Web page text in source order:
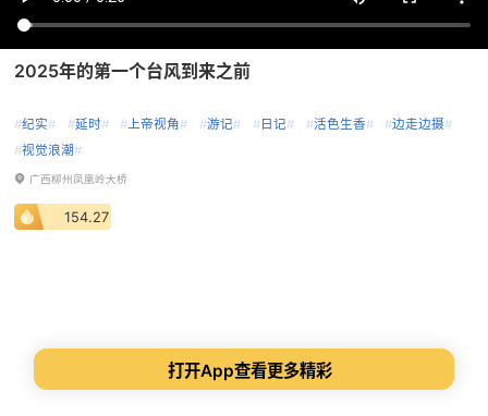
2025年的第一个台风到来之前
#纪实# #延时# #上帝视角# #游记# #日记# #活色生香# #边走边摄#
#视觉浪潮#
广西柳州凤凰岭大桥
154.27
打开App查看更多精彩